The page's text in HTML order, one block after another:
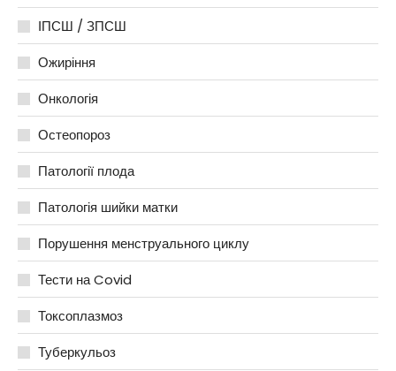
ІПСШ / ЗПСШ
Ожиріння
Онкологія
Остеопороз
Патології плода
Патологія шийки матки
Порушення менструального циклу
Тести на Covid
Токсоплазмоз
Туберкульоз